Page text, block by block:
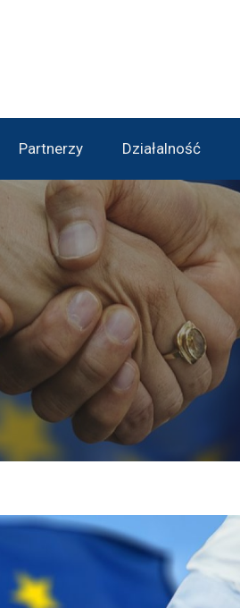
Partnerzy Działalność